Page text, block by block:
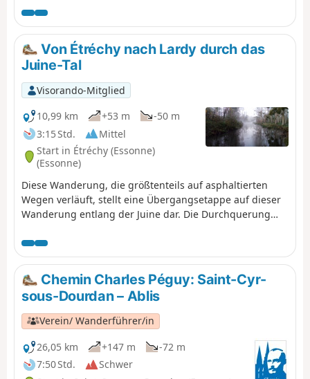
der Grenze zur Beauce in ihrem südlichen Teil durch
abwechslungsreiche Landschaften zwischen
Hochebenen und Tälern, Feldern und Wäldern. Sie
zeichnet sich durch zahlreiche Aufstiege und Abstiege
zwischen Hochebenen und Tälern aus.
Von Étréchy nach Lardy durch das
Juine-Tal
Visorando-Mitglied
10,99 km
+53 m
-50 m
3:15 Std.
Mittel
Start in Étréchy (Essonne)
(Essonne)
Diese Wanderung, die größtenteils auf asphaltierten
Wegen verläuft, stellt eine Übergangsetappe auf dieser
Wanderung entlang der Juine dar. Die Durchquerung
Kirche und eine geologische Sehenswürdigkeit
bereichern diese Route.
Chemin Charles Péguy: Saint-Cyr-
sous-Dourdan – Ablis
Verein/ Wanderführer/in
26,05 km
+147 m
-72 m
7:50 Std.
Schwer